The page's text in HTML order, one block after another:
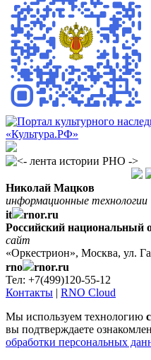
Николай Мацков
информационные технологии
it
rnor.ru
Российский национальный
сайт
«Оркестрион», Москва, ул.
rno
rnor.ru
Тел: +7(499)120-55-12
Контакты | RNO Cloud
Мы используем технологию
вы подтверждаете
обработки персональных